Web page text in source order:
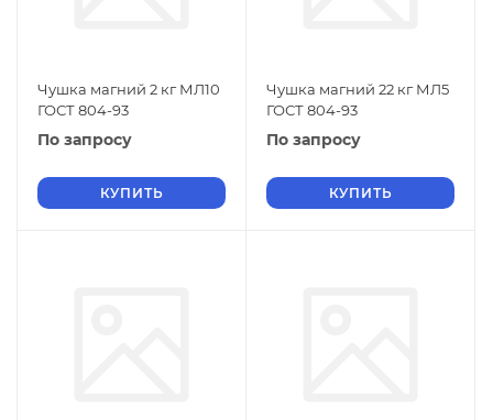
Чушка магний 2 кг МЛ10
ГОСТ 804-93
По запросу
КУПИТЬ
Чушка магний 22 кг МЛ5
ГОСТ 804-93
По запросу
КУПИТЬ